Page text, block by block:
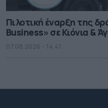
Πιλοτική έναρξη της
Business» σε Κιόνια &
07.08.2026 - 14.41